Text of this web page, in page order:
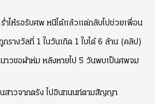
ำไห้รอรับศพ หนีได้แล้วแต่กลับไปช่วยเพื่อน
รางวัลที่ 1 ในวันเกิด 1 ใบได้ 6 ล้าน (คลิป)
าวขอผ้าห่ม หลังหายไป 5 วันพบเป็นศพจม
สาวจากตรัง ไปอินทนนท์ตามสัญญา